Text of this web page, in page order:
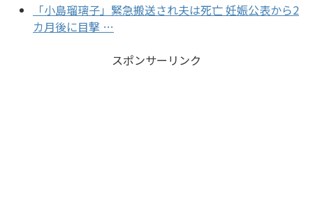
「小島瑠璃子」緊急搬送され夫は死亡 妊娠公表から2
カ月後に目撃 …
スポンサーリンク